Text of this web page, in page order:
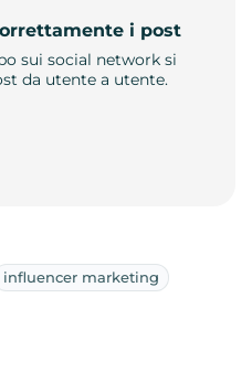
i post
sui social network si
da utente a utente.
influencer marketing